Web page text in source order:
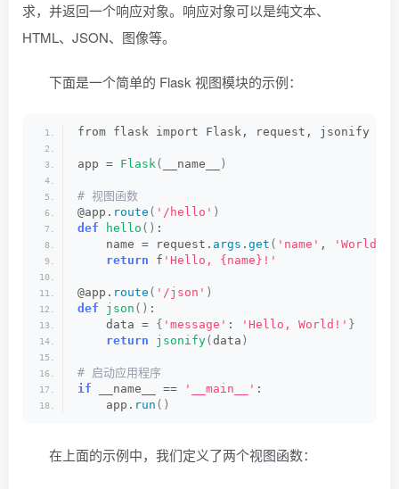
求，并返回一个响应对象。响应对象可以是纯文本、
HTML、JSON、图像等。
下面是一个简单的 Flask 视图模块的示例：
from flask import Flask, request, jsonify
app = Flask( __name__ )
# 视图函数
@app. route ( '/hello' )
def
hello () :
    name = request.
args . get ( 'name' , 'World'
return f 'Hello, {name}!'
@app. route ( '/json' )
def
json () :
    data =
{ 'message' : 'Hello, World!' }
return
jsonify( data )
# 启动应用程序
if __name__ == '__main__' :
    app.
run ()
在上面的示例中，我们定义了两个视图函数：